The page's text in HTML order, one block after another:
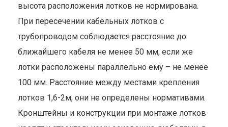
высота расположения лотков не нормирована.
При пересечении кабельных лотков с
трубопроводом соблюдается расстояние до
ближайшего кабеля не менее 50 мм, если же
лотки расположены параллельно ему – не менее
100 мм. Расстояние между местами крепления
лотков 1,6-2м, они не определены нормативами.
Кронштейны и конструкции при монтаже лотков